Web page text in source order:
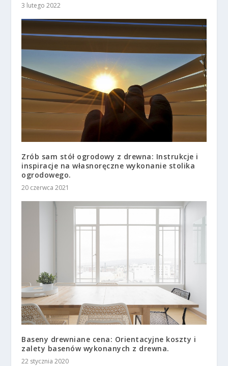
3 lutego 2022
Zrób sam stół ogrodowy z drewna: Instrukcje i
inspiracje na własnoręczne wykonanie stolika
ogrodowego.
20 czerwca 2021
Baseny drewniane cena: Orientacyjne koszty i
zalety basenów wykonanych z drewna.
22 stycznia 2020